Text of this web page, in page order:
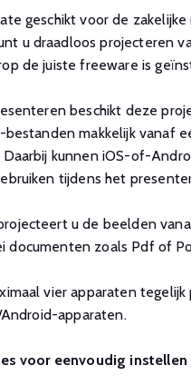
geschikt voor de
u draadloos projecteren
de juiste freeware is
beschikt deze
bestanden makkelijk vanaf
kunnen iOS-of-
tijdens het
u de beelden
documenten zoals Pdf of
vier apparaten
Android-apparaten.
voor eenvoudig instellen